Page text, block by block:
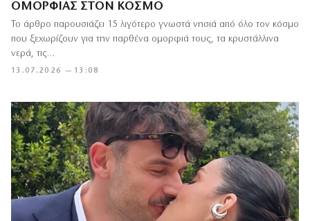
ΟΜΟΡΦΙΆΣ ΣΤΟΝ ΚΌΣΜΟ
13.07.2026 — 13:08
Το άρθρο παρουσιάζει 15 λιγότερο γνωστά νησιά από όλο τον κόσμο
που ξεχωρίζουν για την παρθένα ομορφιά τους, τα κρυστάλλινα
νερά, τις…